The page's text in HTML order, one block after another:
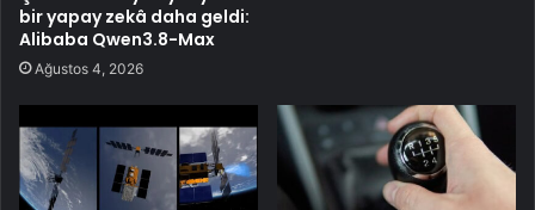
bir yapay zekâ daha geldi:
Alibaba Qwen3.8-Max
Ağustos 4, 2026